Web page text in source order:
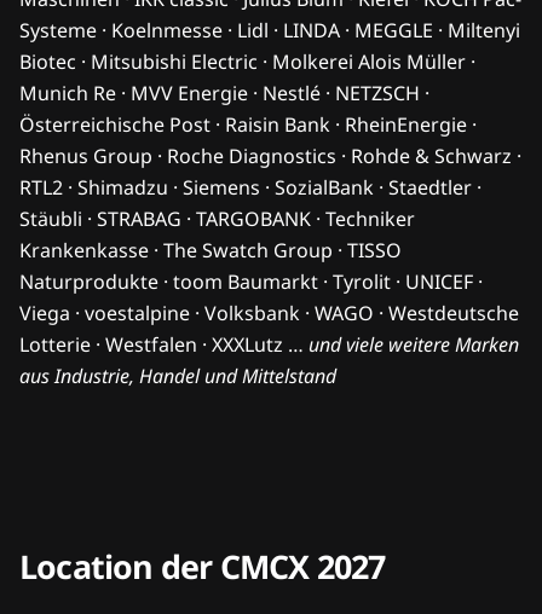
Systeme · Koelnmesse · Lidl · LINDA · MEGGLE · Miltenyi
Biotec · Mitsubishi Electric · Molkerei Alois Müller ·
Munich Re · MVV Energie · Nestlé · NETZSCH ·
Österreichische Post · Raisin Bank · RheinEnergie ·
Rhenus Group · Roche Diagnostics · Rohde & Schwarz ·
RTL2 · Shimadzu · Siemens · SozialBank · Staedtler ·
Stäubli · STRABAG · TARGOBANK · Techniker
Krankenkasse · The Swatch Group · TISSO
Naturprodukte · toom Baumarkt · Tyrolit · UNICEF ·
Viega · voestalpine · Volksbank · WAGO · Westdeutsche
Lotterie · Westfalen · XXXLutz … und viele weitere Marken
aus Industrie, Handel und Mittelstand
Location der CMCX 2027